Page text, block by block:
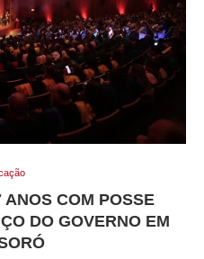
COM POSSE
DO GOVERNO EM